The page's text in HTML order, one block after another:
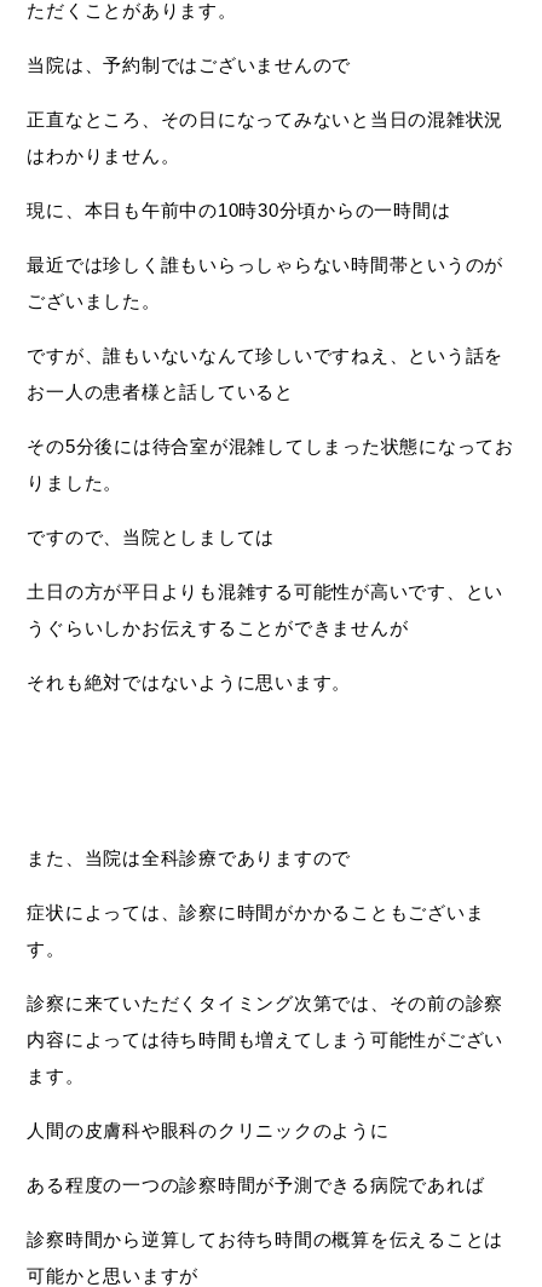
ただくことがあります。
当院は、予約制ではございませんので
正直なところ、その日になってみないと当日の混雑状況
はわかりません。
現に、本日も午前中の10時30分頃からの一時間は
最近では珍しく誰もいらっしゃらない時間帯というのが
ございました。
ですが、誰もいないなんて珍しいですねえ、という話を
お一人の患者様と話していると
その5分後には待合室が混雑してしまった状態になってお
りました。
ですので、当院としましては
土日の方が平日よりも混雑する可能性が高いです、とい
うぐらいしかお伝えすることができませんが
それも絶対ではないように思います。
また、当院は全科診療でありますので
症状によっては、診察に時間がかかることもございま
す。
診察に来ていただくタイミング次第では、その前の診察
内容によっては待ち時間も増えてしまう可能性がござい
ます。
人間の皮膚科や眼科のクリニックのように
ある程度の一つの診察時間が予測できる病院であれば
診察時間から逆算してお待ち時間の概算を伝えることは
可能かと思いますが